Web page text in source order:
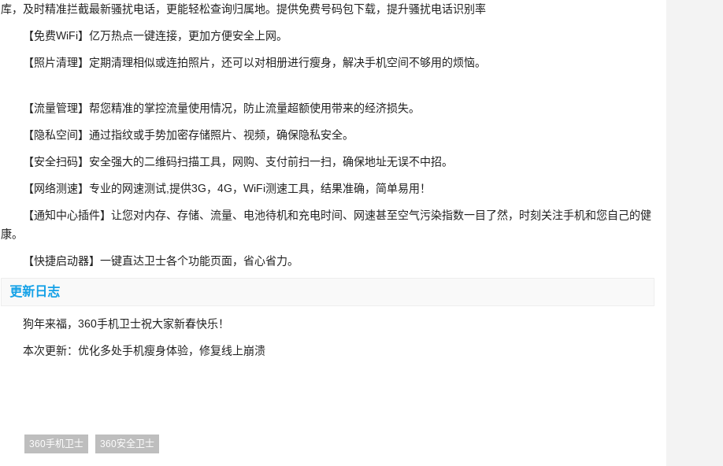
库，及时精准拦截最新骚扰电话，更能轻松查询归属地。提供免费号码包下载，提升骚扰电话识别率
【免费WiFi】亿万热点一键连接，更加方便安全上网。
【照片清理】定期清理相似或连拍照片，还可以对相册进行瘦身，解决手机空间不够用的烦恼。
【流量管理】帮您精准的掌控流量使用情况，防止流量超额使用带来的经济损失。
【隐私空间】通过指纹或手势加密存储照片、视频，确保隐私安全。
【安全扫码】安全强大的二维码扫描工具，网购、支付前扫一扫，确保地址无误不中招。
【网络测速】专业的网速测试,提供3G，4G，WiFi测速工具，结果准确，简单易用！
【通知中心插件】让您对内存、存储、流量、电池待机和充电时间、网速甚至空气污染指数一目了然，时刻关注手机和您自己的健
康。
【快捷启动器】一键直达卫士各个功能页面，省心省力。
更新日志
狗年来福，360手机卫士祝大家新春快乐！
本次更新：优化多处手机瘦身体验，修复线上崩溃
360手机卫士 360安全卫士